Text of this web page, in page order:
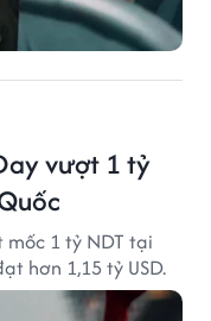
vượt 1 tỷ
1 tỷ NDT tại
hơn 1,15 tỷ USD.